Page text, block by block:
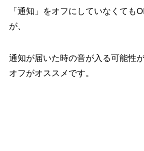
「通知」をオフにしていなくても
が、
通知が届いた時の音が入る可能性
オフがオススメです。